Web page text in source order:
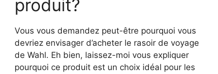
produit?
Vous vous demandez peut-être pourquoi vous
devriez envisager d’acheter le rasoir de voyage
de Wahl. Eh bien, laissez-moi vous expliquer
pourquoi ce produit est un choix idéal pour les